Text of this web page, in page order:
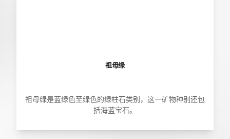
祖母绿
祖母绿是蓝绿色至绿色的绿柱石类别，这一矿物种别还包
括海蓝宝石。